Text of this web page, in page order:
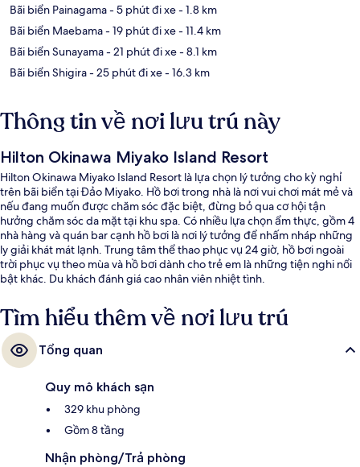
Bãi biển Painagama- 5 phút đi xe- 1.8 km
Bãi biển Maebama- 19 phút đi xe- 11.4 km
Bãi biển Sunayama- 21 phút đi xe- 8.1 km
Bãi biển Shigira- 25 phút đi xe- 16.3 km
Thông tin về nơi lưu trú này
Hilton Okinawa Miyako Island Resort
Hilton Okinawa Miyako Island Resort là lựa chọn lý tưởng cho kỳ nghỉ
trên bãi biển tại Đảo Miyako. Hồ bơi trong nhà là nơi vui chơi mát mẻ và
nếu đang muốn được chăm sóc đặc biệt, đừng bỏ qua cơ hội tận
hưởng chăm sóc da mặt tại khu spa. Có nhiều lựa chọn ẩm thực, gồm 4
nhà hàng và quán bar cạnh hồ bơi là nơi lý tưởng để nhấm nháp những
ly giải khát mát lạnh. Trung tâm thể thao phục vụ 24 giờ, hồ bơi ngoài
trời phục vụ theo mùa và hồ bơi dành cho trẻ em là những tiện nghi nổi
bật khác. Du khách đánh giá cao nhân viên nhiệt tình.
Tìm hiểu thêm về nơi lưu trú
Tổng quan
Quy mô khách sạn
329 khu phòng
Gồm 8 tầng
Nhận phòng/Trả phòng